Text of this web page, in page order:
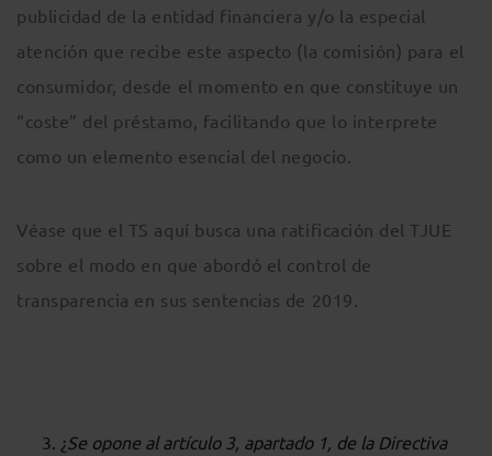
publicidad de la entidad financiera y/o la especial
atención que recibe este aspecto (la comisión) para el
consumidor, desde el momento en que constituye un
“coste” del préstamo, facilitando que lo interprete
como un elemento esencial del negocio.
Véase que el TS aquí busca una ratificación del TJUE
sobre el modo en que abordó el control de
transparencia en sus sentencias de 2019.
¿Se opone al artículo 3, apartado 1, de la Directiva